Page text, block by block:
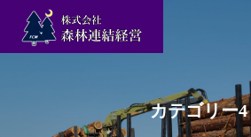
カテゴリー4